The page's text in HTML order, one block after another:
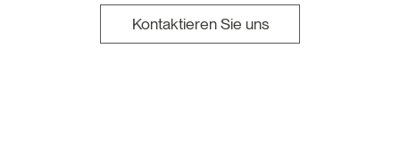
Kontaktieren Sie uns